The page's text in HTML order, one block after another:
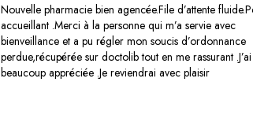
Nouvelle pharmacie bien agencée.File d’attente
accueillant .Merci à la personne qui m’a servie avec
bienveillance et a pu régler mon soucis d’ordonnance
perdue,récupérée sur doctolib tout en me rassurant .J’ai
beaucoup appréciée .Je reviendrai avec plaisir